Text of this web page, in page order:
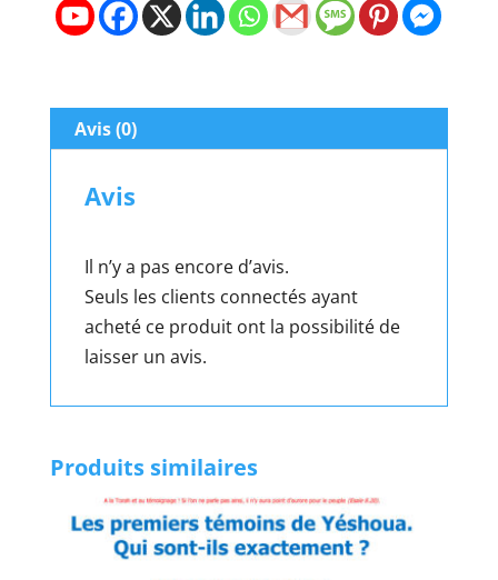
Maurice
Avis (0)
Avis
Il n’y a pas encore d’avis.
Seuls les clients connectés ayant
acheté ce produit ont la possibilité de
laisser un avis.
Produits similaires